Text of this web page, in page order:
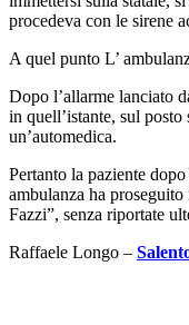
procedeva con le sirene
A quel punto L’
Dopo l’allarme lanciato
in quell’istante, sul
un’automedica.
Pertanto la paziente
ambulanza ha
Fazzi”, senza riportate
Raffaele Longo –